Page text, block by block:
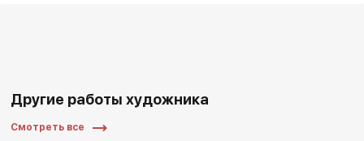
Другие работы художника
Смотреть все